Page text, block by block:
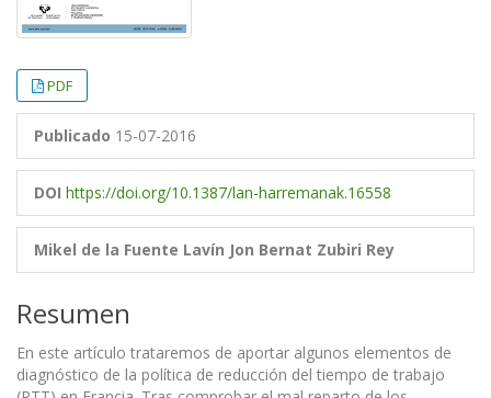
PDF
Publicado 15-07-2016
DOI https://doi.org/10.1387/lan-harremanak.16558
Mikel de la Fuente Lavín Jon Bernat Zubiri Rey
Resumen
En este artículo trataremos de aportar algunos elementos de
diagnóstico de la política de reducción del tiempo de trabajo